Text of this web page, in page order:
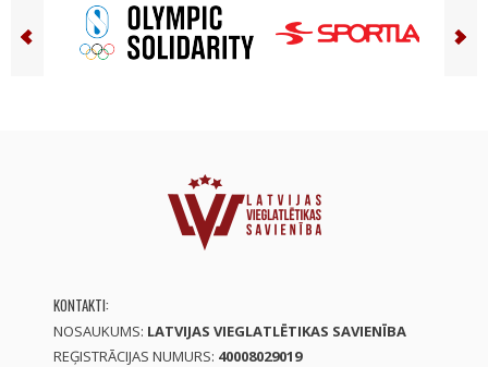
KONTAKTI:
NOSAUKUMS: LATVIJAS VIEGLATLĒTIKAS SAVIENĪBA
REĢISTRĀCIJAS NUMURS: 40008029019